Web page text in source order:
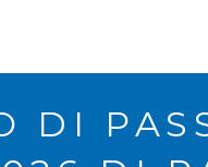
DI